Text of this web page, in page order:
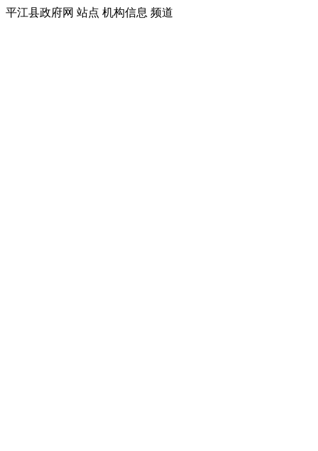
平江县政府网 站点 机构信息 频道